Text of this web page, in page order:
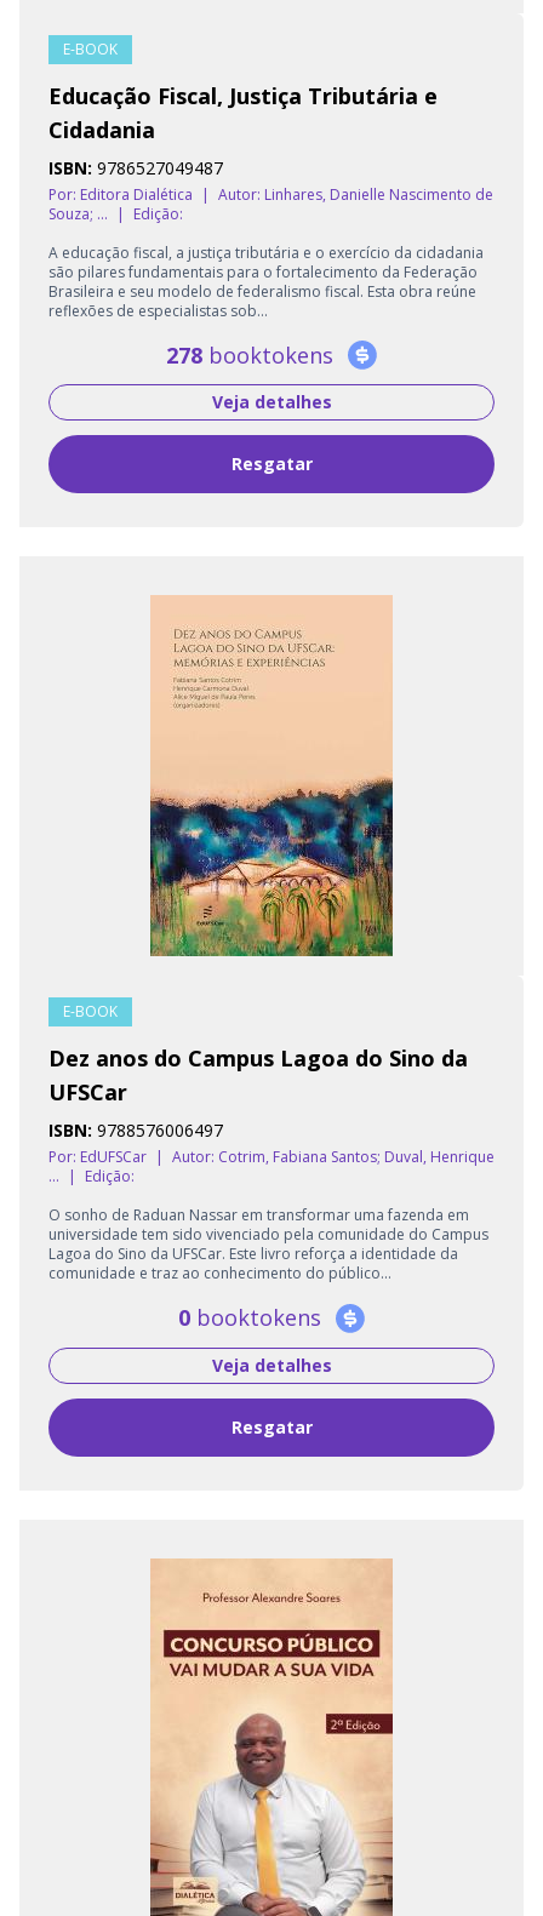
E-BOOK
Educação Fiscal, Justiça Tributária e
Cidadania
ISBN: 9786527049487
Por: Editora Dialética | Autor: Linhares, Danielle Nascimento de
Souza; ...
|
Edição:
A educação fiscal, a justiça tributária e o exercício da cidadania
são pilares fundamentais para o fortalecimento da Federação
Brasileira e seu modelo de federalismo fiscal. Esta obra reúne
reflexões de especialistas sob...
278 booktokens
Veja detalhes
Resgatar
E-BOOK
Dez anos do Campus Lagoa do Sino da
UFSCar
ISBN: 9788576006497
Por: EdUFSCar Autor: Cotrim, Fabiana Santos; Duval, Henrique
...
Edição:
O sonho de Raduan Nassar em transformar uma fazenda em
universidade tem sido vivenciado pela comunidade do Campus
Lagoa do Sino da UFSCar. Este livro reforça a identidade da
comunidade e traz ao conhecimento do público...
0 booktokens
Veja detalhes
Resgatar